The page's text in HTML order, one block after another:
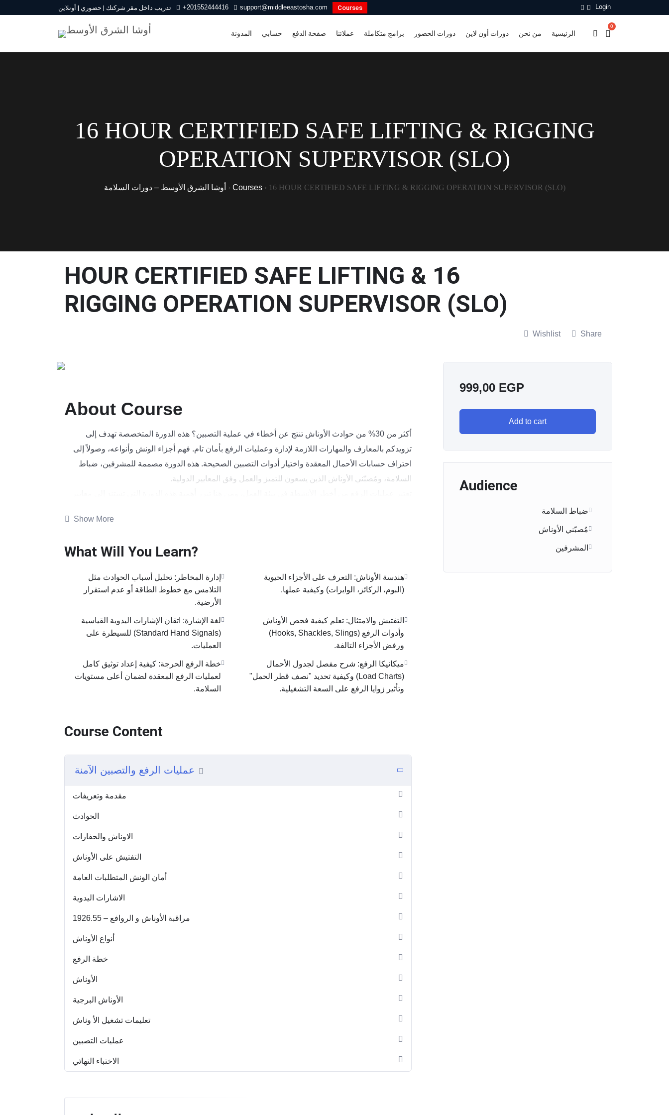
تدريب داخل مقر شركتك | حضوري | أونلاين +201552444416 support@middleeastosha.com Courses Login
الرئيسية من نحن دورات أون لاين دورات الحضور برامج متكاملة عملائنا صفحة الدفع حسابي المدونة
0
16 HOUR CERTIFIED SAFE LIFTING & RIGGING
OPERATION SUPERVISOR (SLO)
أوشا الشرق الأوسط – دورات السلامة › Courses› 16 HOUR CERTIFIED SAFE LIFTING & RIGGING OPERATION SUPERVISOR (SLO)
16 HOUR CERTIFIED SAFE LIFTING &
RIGGING OPERATION SUPERVISOR (SLO)
Wishlist Share
About Course
أكثر من 30% من حوادث الأوناش تنتج عن أخطاء في عملية التصبين؟ هذه الدورة المتخصصة تهدف إلى
تزويدكم بالمعارف والمهارات اللازمة لإدارة وعمليات الرفع بأمان تام. فهم أجزاء الونش وأنواعه، وصولاً إلى
احتراف حسابات الأحمال المعقدة واختيار أدوات التصبين الصحيحة. هذه الدورة مصممة للمشرفين، ضباط
السلامة، ومُصبّني الأوناش الذين يسعون للتميز والعمل وفق المعايير الدولية.
* إدارة المخاطر: تحليل أسباب الحوادث مثل التلامس مع خطوط الطاقة أو عدم استقرار الأرضية.
التالفة.
* لغة الإشارة: اتقان الإشارات اليدوية القياسية (Standard Hand Signals) للسيطرة على العمليات.
* ميكانيكا الرفع: شرح مفصل لجدول الأحمال (Load Charts) وكيفية تحديد “نصف قطر الحمل” وتأثير زوايا
الرفع على السعة التشغيلية.
* خطة الرفع الحرجة: كيفية إعداد توثيق كامل لعمليات الرفع المعقدة لضمان أعلى مستويات السلامة.
Show More
What Will You Learn?
هندسة الأوناش: التعرف على الأجزاء الحيوية
(البوم، الركائز، الوايرات) وكيفية عملها.
إدارة المخاطر: تحليل أسباب الحوادث مثل
التلامس مع خطوط الطاقة أو عدم استقرار
الأرضية.
التفتيش والامتثال: تعلم كيفية فحص الأوناش
وأدوات الرفع (Hooks, Shackles, Slings)
ورفض الأجزاء التالفة.
لغة الإشارة: اتقان الإشارات اليدوية القياسية
(Standard Hand Signals) للسيطرة على
العمليات.
ميكانيكا الرفع: شرح مفصل لجدول الأحمال
(Load Charts) وكيفية تحديد "نصف قطر الحمل"
وتأثير زوايا الرفع على السعة التشغيلية.
خطة الرفع الحرجة: كيفية إعداد توثيق كامل
لعمليات الرفع المعقدة لضمان أعلى مستويات
السلامة.
Course Content
عملیات الرفع والتصبین الآمنة
مقدمة وتعريفات
الحوادث
الاوناش والحفارات
التفتیش على الأوناش
أمان الونش المتطلبات العامة
الاشارات اليدوية
مراقبة الأوناش و الروافع – 1926.55
أنواع الأوناش
خطة الرفع
الأوناش
الأوناش البرجیة
تعلیمات تشغیل الأ وناش
عملیات التصبین
الاختباء النهائي
999,00 EGP
Add to cart
Audience
ضباط السلامة
مُصبّني الأوناش
المشرفين